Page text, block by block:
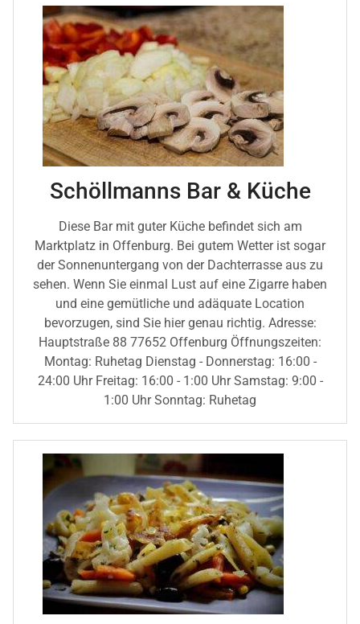
Schöllmanns Bar & Küche
Diese Bar mit guter Küche befindet sich am
Marktplatz in Offenburg. Bei gutem Wetter ist sogar
der Sonnenuntergang von der Dachterrasse aus zu
sehen. Wenn Sie einmal Lust auf eine Zigarre haben
und eine gemütliche und adäquate Location
bevorzugen, sind Sie hier genau richtig. Adresse:
Hauptstraße 88 77652 Offenburg Öffnungszeiten:
Montag: Ruhetag Dienstag - Donnerstag: 16:00 -
24:00 Uhr Freitag: 16:00 - 1:00 Uhr Samstag: 9:00 -
1:00 Uhr Sonntag: Ruhetag